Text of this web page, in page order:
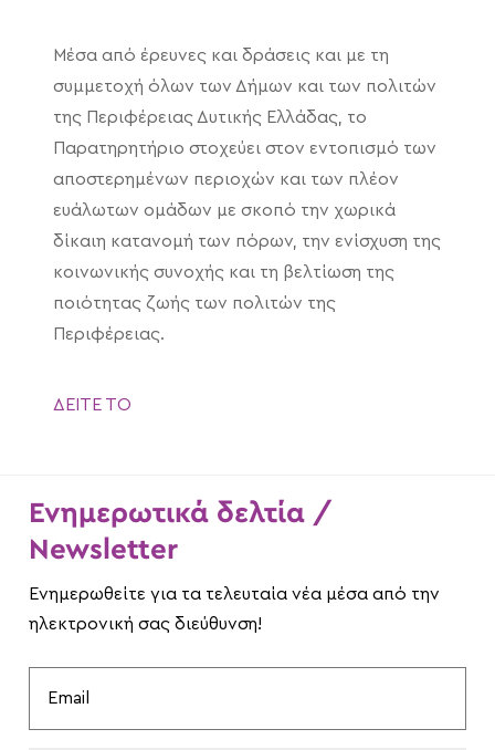
Μέσα από έρευνες και δράσεις και με τη
συμμετοχή όλων των Δήμων και των πολιτών
της Περιφέρειας Δυτικής Ελλάδας, το
Παρατηρητήριο στοχεύει στον εντοπισμό των
αποστερημένων περιοχών και των πλέον
ευάλωτων ομάδων με σκοπό την χωρικά
δίκαιη κατανομή των πόρων, την ενίσχυση της
κοινωνικής συνοχής και τη βελτίωση της
ποιότητας ζωής των πολιτών της
Περιφέρειας.
ΔΕΙΤΕ ΤΟ
Ενημερωτικά δελτία /
Newsletter
Ενημερωθείτε για τα τελευταία νέα μέσα από την
ηλεκτρονική σας διεύθυνση!